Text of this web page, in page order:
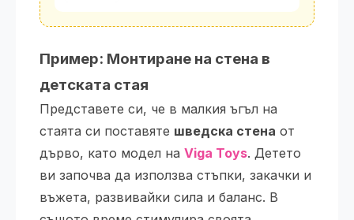
Пример: Монтиране на стена в
детската стая
Представете си, че в малкия ъгъл на
стаята си поставяте шведска стена от
дърво, като модел на Viga Toys. Детето
ви започва да използва стъпки, закачки и
въжета, развивайки сила и баланс. В